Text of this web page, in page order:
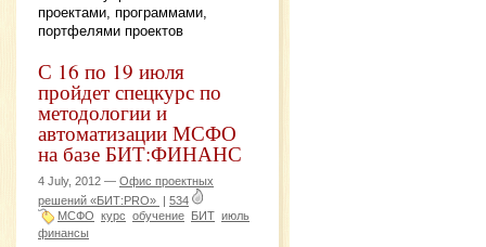
проектами, программами,
портфелями проектов
С 16 по 19 июля
пройдет спецкурс по
методологии и
автоматизации МСФО
на базе БИТ:ФИНАНС
4 July, 2012 — Офис проектных
решений «БИТ:PRO»
534
МСФО курс обучение БИТ июль
финансы